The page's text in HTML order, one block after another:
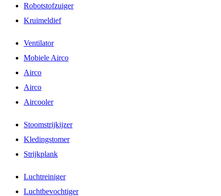
Robotstofzuiger
Kruimeldief
Ventilator
Mobiele Airco
Airco
Airco
Aircooler
Stoomstrijkijzer
Kledingstomer
Strijkplank
Luchtreiniger
Luchtbevochtiger